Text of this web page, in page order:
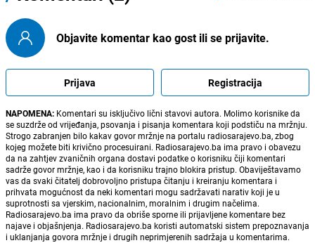
Objavite komentar kao gost ili se prijavite.
Prijava Registracija
NAPOMENA: Komentari su isključivo lični stavovi autora. Molimo korisnike da
se suzdrže od vrijeđanja, psovanja i pisanja komentara koji podstiču na mržnju.
Strogo zabranjen bilo kakav govor mržnje na portalu radiosarajevo.ba, zbog
kojeg možete biti krivično procesuirani. Radiosarajevo.ba ima pravo i obavezu
da na zahtjev zvaničnih organa dostavi podatke o korisniku čiji komentari
sadrže govor mržnje, kao i da korisniku trajno blokira pristup. Obaviještavamo
vas da svaki čitatelj dobrovoljno pristupa čitanju i kreiranju komentara i
prihvata mogućnost da neki komentari mogu sadržavati narativ koji je u
suprotnosti sa vjerskim, nacionalnim, moralnim i drugim načelima.
Radiosarajevo.ba ima pravo da obriše sporne ili prijavljene komentare bez
najave i objašnjenja. Radiosarajevo.ba koristi automatski sistem prepoznavanja
i uklanjanja govora mržnje i drugih neprimjerenih sadržaja u komentarima.